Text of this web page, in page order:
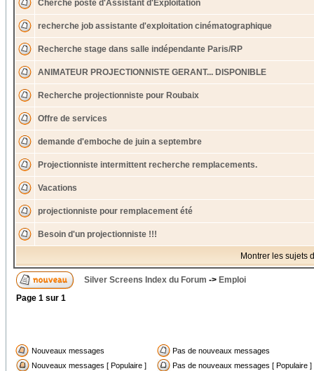
Cherche poste d'Assistant d'Exploitation
recherche job assistante d'exploitation cinématographique
Recherche stage dans salle indépendante Paris/RP
ANIMATEUR PROJECTIONNISTE GERANT... DISPONIBLE
Recherche projectionniste pour Roubaix
Offre de services
demande d'emboche de juin a septembre
Projectionniste intermittent recherche remplacements.
Vacations
projectionniste pour remplacement été
Besoin d'un projectionniste !!!
Montrer les sujets
Silver Screens Index du Forum -> Emploi
Page 1 sur 1
Nouveaux messages
Pas de nouveaux messages
Nouveaux messages [ Populaire ]
Pas de nouveaux messages [ Populaire ]